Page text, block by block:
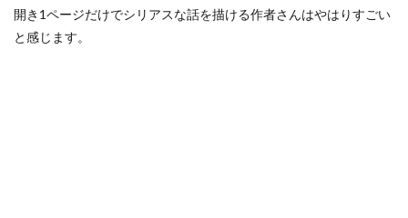
開き1ページだけでシリアスな話を描ける作者さんはやはりすごい
と感じます。